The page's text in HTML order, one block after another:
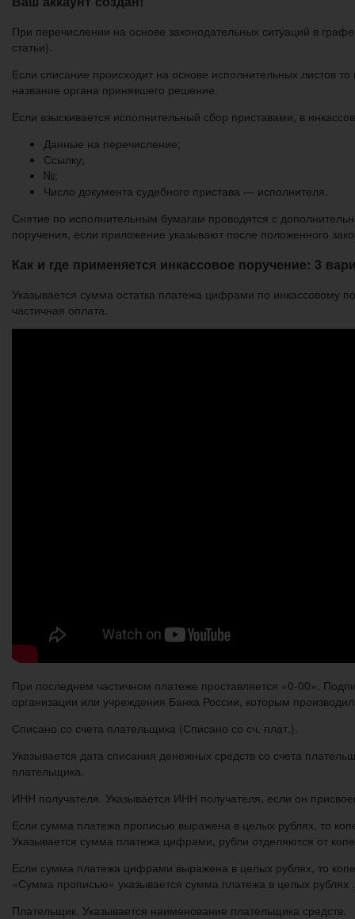
При перечислении на основе законодательных ситуаций в
статьи).
Если списание происходит на основе исполнительных листов
название органа принявшего решение.
Если взыскивается исполнительный сбор приставами, в
Данные на перечисление;
Ссылку;
№;
Число документа судебного пристава — исполнителя.
Снятие по исполнительным бумагам проводятся с
поручения, если приложение указывают после положенного
Как и где применяется инкассовое поручение: 3
Указывается сумма остатка платежа цифрами по
частичная оплата.
При последнем частичном платеже проставляется «0-00».
организации или учреждения Банка России, которым
Списано со счета плательщика (Списано со сч. плат.).
Указывается дата списания денежных средств со счета
плательщика.
ИНН получателя. Указывается ИНН получателя, если он
Если сумма платежа прописью выражена в целых рублях, то
Указывается сумма платежа цифрами, рубли отделяются от
Если сумма платежа цифрами выражена в целых рублях, то
«Сумма прописью» указывается сумма платежа в целых рублях .
Плательщик. Указывается наименование плательщика средств.